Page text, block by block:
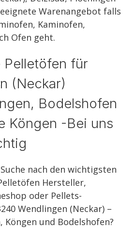
Warenangebot falls
Kaminofen,
Ofen geht.
Pelletöfen für
(Neckar)
Bodelshofen
Köngen -Bei uns
nach den wichtigsten
Hersteller,
oder Pellets-
Wendlingen (Neckar) –
und Bodelshofen?